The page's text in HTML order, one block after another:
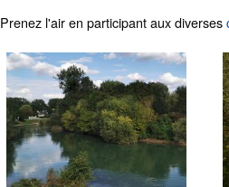
Prenez l'air en participant aux diverses